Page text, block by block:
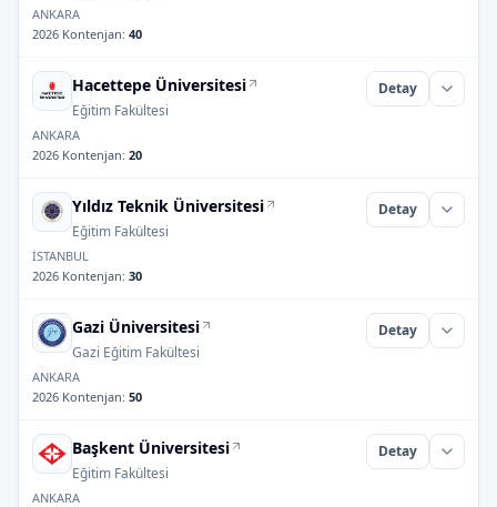
ANKARA
2026 Kontenjan: 40
Hacettepe Üniversitesi
Eğitim Fakültesi
Detay
ANKARA
2026 Kontenjan: 20
Yıldız Teknik Üniversitesi
Eğitim Fakültesi
Detay
İSTANBUL
2026 Kontenjan: 30
Gazi Üniversitesi
Gazi Eğitim Fakültesi
Detay
ANKARA
2026 Kontenjan: 50
Başkent Üniversitesi
Eğitim Fakültesi
Detay
ANKARA